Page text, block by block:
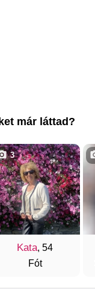
már láttad?
Kata, 54
Fót
3